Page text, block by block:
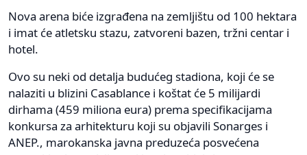
Nova arena biće izgrađena na zemljištu od 100 hektara
i imat će atletsku stazu, zatvoreni bazen, tržni centar i
hotel.
Ovo su neki od detalja budućeg stadiona, koji će se
nalaziti u blizini Casablance i koštat će 5 milijardi
dirhama (459 miliona eura) prema specifikacijama
konkursa za arhitekturu koji su objavili Sonarges i
ANEP., marokanska javna preduzeća posvećena